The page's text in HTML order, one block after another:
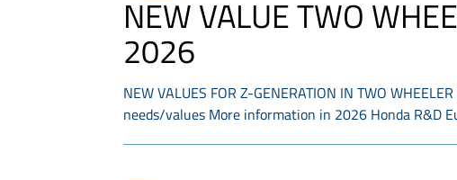
NEW VALUE TWO
2026
NEW VALUES FOR Z-GENERATION IN TWO
needs/values More information in 2026 Honda R&D